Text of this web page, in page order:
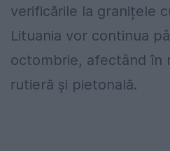
verificările la granițele
Lituania vor continua
octombrie, afectând în
rutieră și pietonală.